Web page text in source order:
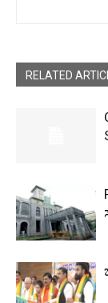
RELATED